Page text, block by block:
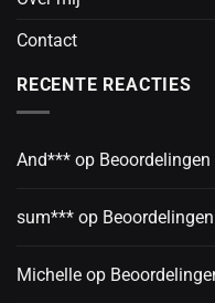
Contact
RECENTE REACTIES
And*** op Beoordelingen
sum*** op Beoordelingen
Michelle op